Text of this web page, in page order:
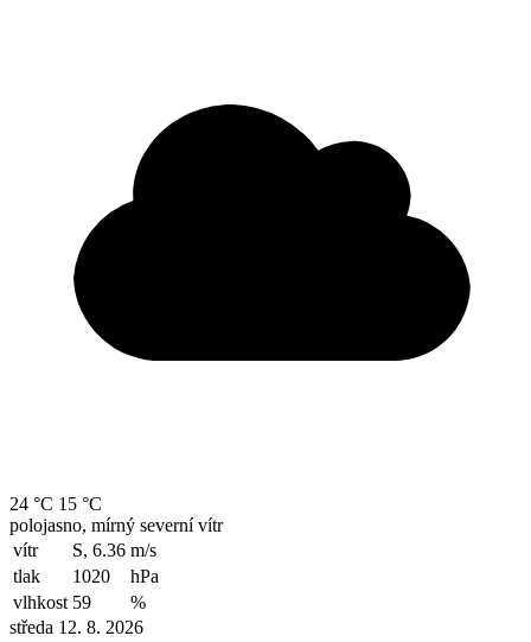
24 °C 15 °C
polojasno, mírný severní vítr
vítr
S, 6.36 m/s
tlak
1020
hPa
vlhkost 59
%
středa 12. 8. 2026